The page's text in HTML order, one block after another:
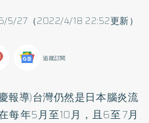
5/27（2022/4/18 22:52更新）
追蹤訂閱
報導)台灣仍然是日本腦炎流
每年5月至10月，且6至7月